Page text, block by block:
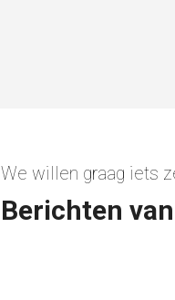
We willen graag iets
Berichten